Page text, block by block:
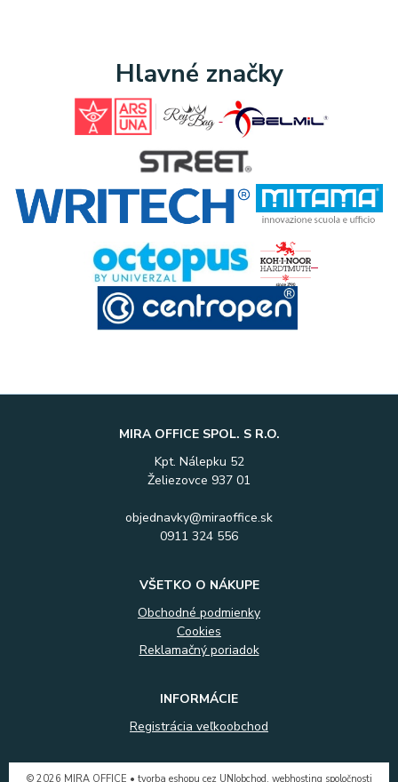
Hlavné značky
MIRA OFFICE SPOL. S R.O.
Kpt. Nálepku 52
Želiezovce 937 01
objednavky@miraoffice.sk
0911 324 556
VŠETKO O NÁKUPE
Obchodné podmienky
Cookies
Reklamačný poriadok
INFORMÁCIE
Registrácia veľkoobchod
© 2026 MIRA OFFICE • tvorba eshopu cez UNIobchod , webhosting spoločnosti